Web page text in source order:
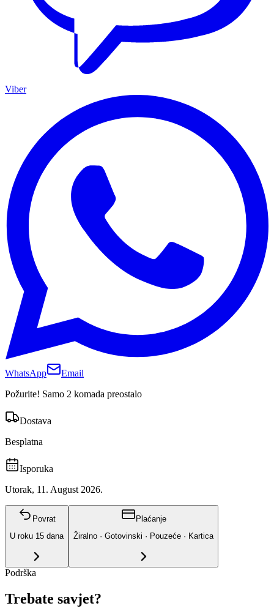
Viber
WhatsApp
Email
Požurite! Samo 2 komada preostalo
Dostava
Besplatna
Isporuka
Utorak, 11. August 2026.
Povrat
U roku 15 dana
Plaćanje
Žiralno · Gotovinski · Pouzeće · Kartica
Podrška
Trebate savjet?